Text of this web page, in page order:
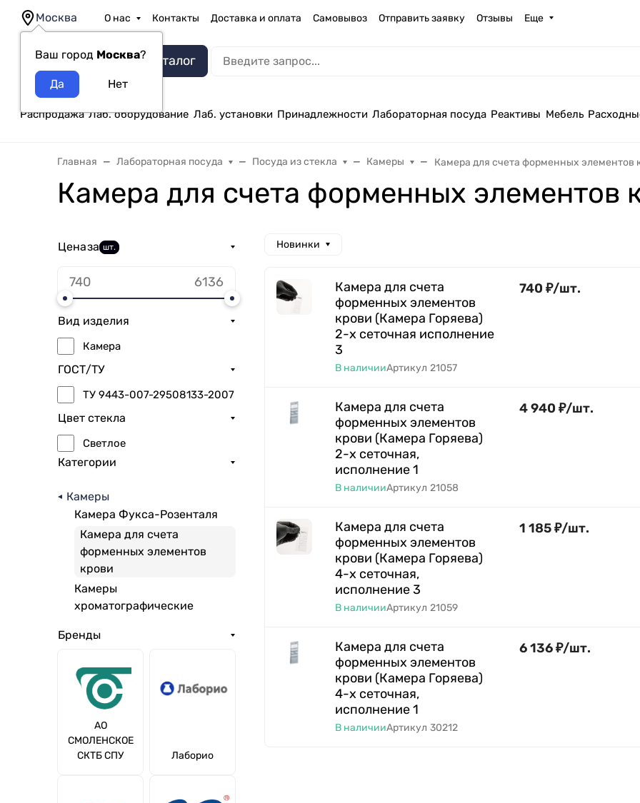
Москва
Ваш город Москва?
О нас Контакты Доставка и оплата Самовывоз Отправить заявку Отзывы Еще
Каталог
Распродажа Лаб. оборудование Лаб. установки Принадлежности Лабораторная посуда Реактивы Мебель
Главная Лабораторная посуда Посуда из стекла Камеры Камера для счета форменных элементов
Камера для счета форменных элементов
Ценаза шт.
Вид изделия
Камера
ГОСТ/ТУ
ТУ 9443-007-29508133-2007
Цвет стекла
Светлое
Категории
Камеры
Камера Фукса-Розенталя
Камера для счета
форменных элементов
крови
Камеры
хроматографические
Бренды
АО
СМОЛЕНСКОЕ
СКТБ СПУ
Лаборио
Новинки
Камера для счета
форменных элементов
крови (Камера Горяева)
2-х сеточная исполнение
3
В наличииАртикул 21057
740 ₽/шт.
Камера для счета
форменных элементов
крови (Камера Горяева)
2-х сеточная,
исполнение 1
В наличииАртикул 21058
4 940 ₽/шт.
Камера для счета
форменных элементов
крови (Камера Горяева)
4-х сеточная,
исполнение 3
В наличииАртикул 21059
1 185₽/шт.
Камера для счета
форменных элементов
крови (Камера Горяева)
4-х сеточная,
исполнение 1
В наличииАртикул 30212
6 136₽/шт.